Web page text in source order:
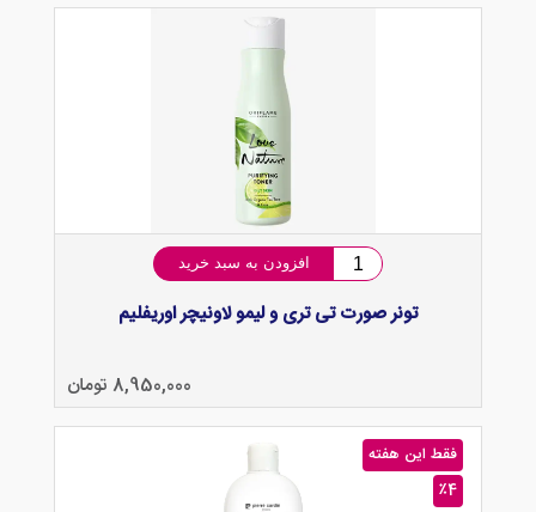
افزودن به سبد خرید
تونر صورت تی تری و لیمو لاونیچر اوریفلیم
8,950,000 تومان
٪4
فقط این هفته